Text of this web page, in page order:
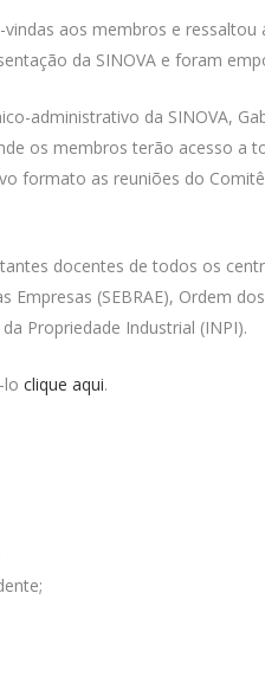
aos membros e
da SINOVA e foram
administrativo da SINOVA,
os membros terão acesso a
formato as reuniões do
docentes de todos os
(SEBRAE), Ordem
Propriedade Industrial (INPI).
lo clique aqui.